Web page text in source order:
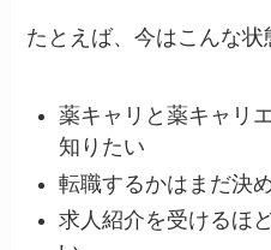
たとえば、今はこんな状
薬キャリと薬キャリ
知りたい
転職するかはまだ決
求人紹介を受けるほ